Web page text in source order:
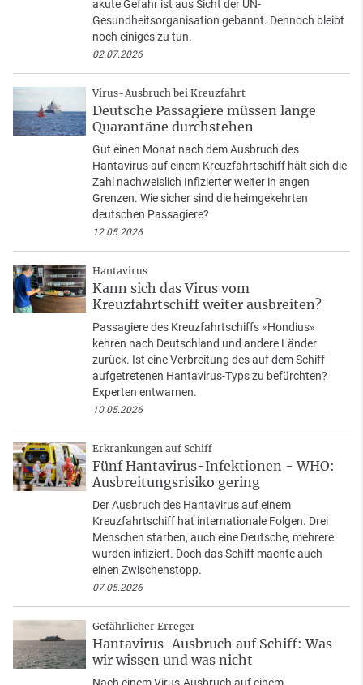
akute Gefahr ist aus Sicht der UN-
Gesundheitsorganisation gebannt. Dennoch bleibt
noch einiges zu tun.
02.07.2026
Virus-Ausbruch bei Kreuzfahrt
Deutsche Passagiere müssen lange
Quarantäne durchstehen
Gut einen Monat nach dem Ausbruch des
Hantavirus auf einem Kreuzfahrtschiff hält sich die
Zahl nachweislich Infizierter weiter in engen
Grenzen. Wie sicher sind die heimgekehrten
deutschen Passagiere?
12.05.2026
Hantavirus
Kann sich das Virus vom
Kreuzfahrtschiff weiter ausbreiten?
Passagiere des Kreuzfahrtschiffs «Hondius»
kehren nach Deutschland und andere Länder
zurück. Ist eine Verbreitung des auf dem Schiff
aufgetretenen Hantavirus-Typs zu befürchten?
Experten entwarnen.
10.05.2026
Erkrankungen auf Schiff
Fünf Hantavirus-Infektionen - WHO:
Ausbreitungsrisiko gering
Der Ausbruch des Hantavirus auf einem
Kreuzfahrtschiff hat internationale Folgen. Drei
Menschen starben, auch eine Deutsche, mehrere
wurden infiziert. Doch das Schiff machte auch
einen Zwischenstopp.
07.05.2026
Gefährlicher Erreger
Hantavirus-Ausbruch auf Schiff: Was
wir wissen und was nicht